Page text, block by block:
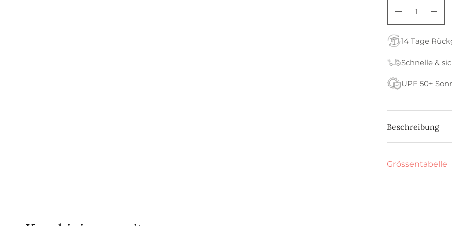
14 Tage
Schnelle &
UPF 50+
Beschreibung
Grössentabelle